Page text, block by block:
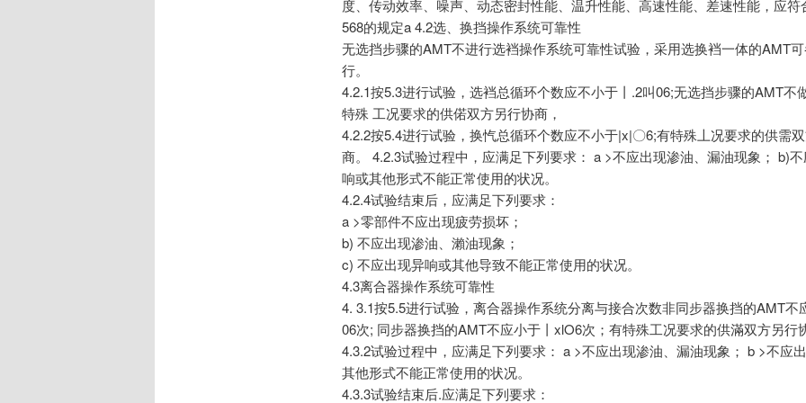
度、传动效率、噪声、动态密封性能、温升性能、高速性能、差速性能，应符
568的规定a 4.2选、换挡操作系统可靠性
无选挡步骤的AMT不进行选裆操作系统可靠性试验，采用选换裆一体的AMT
行。
4.2.1按5.3进行试验，选裆总循环个数应不小于丨.2叫06;无选挡步骤的AMT不
特殊 工况要求的供偌双方另行协商，
4.2.2按5.4进行试验，换忾总循环个数应不小于|x|〇6;有特殊丄况要求的供需
商。 4.2.3试验过程中，应满足下列要求： a >不应出现渗油、漏油现象； b)
响或其他形式不能正常使用的状况。
4.2.4试验结束后，应满足下列要求：
a >零部件不应出现疲劳损坏；
b) 不应出现渗油、瀨油现象；
c) 不应出现异响或其他导致不能正常使用的状况。
4.3离合器操作系统可靠性
4. 3.1按5.5进行试验，离合器操作系统分离与接合次数非同步器换挡的AMT不
06次; 同步器换挡的AMT不应小于丨xlO6次；有特殊工况要求的供滿双方另行
4.3.2试验过程中，应满足下列要求： a >不应出现渗油、漏油现象； b >不应
其他形式不能正常使用的状况。
4.3.3试验结束后.应满足下列要求：